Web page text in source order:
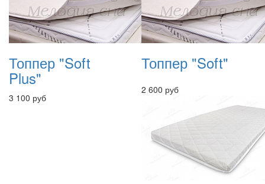
Топпер "Soft
Plus"
3 100 руб
Топпер "Soft"
2 600 руб